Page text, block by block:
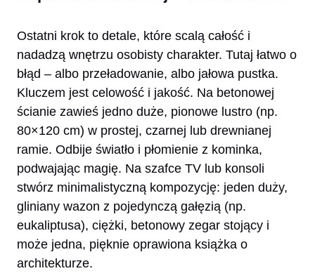
Ostatni krok to detale, które scalą całość i
nadadzą wnętrzu osobisty charakter. Tutaj łatwo o
błąd – albo przeładowanie, albo jałowa pustka.
Kluczem jest celowość i jakość. Na betonowej
ścianie zawieś jedno duże, pionowe lustro (np.
80×120 cm) w prostej, czarnej lub drewnianej
ramie. Odbije światło i płomienie z kominka,
podwajając magię. Na szafce TV lub konsoli
stwórz minimalistyczną kompozycję: jeden duży,
gliniany wazon z pojedynczą gałęzią (np.
eukaliptusa), ciężki, betonowy zegar stojący i
może jedna, pięknie oprawiona książka o
architekturze.